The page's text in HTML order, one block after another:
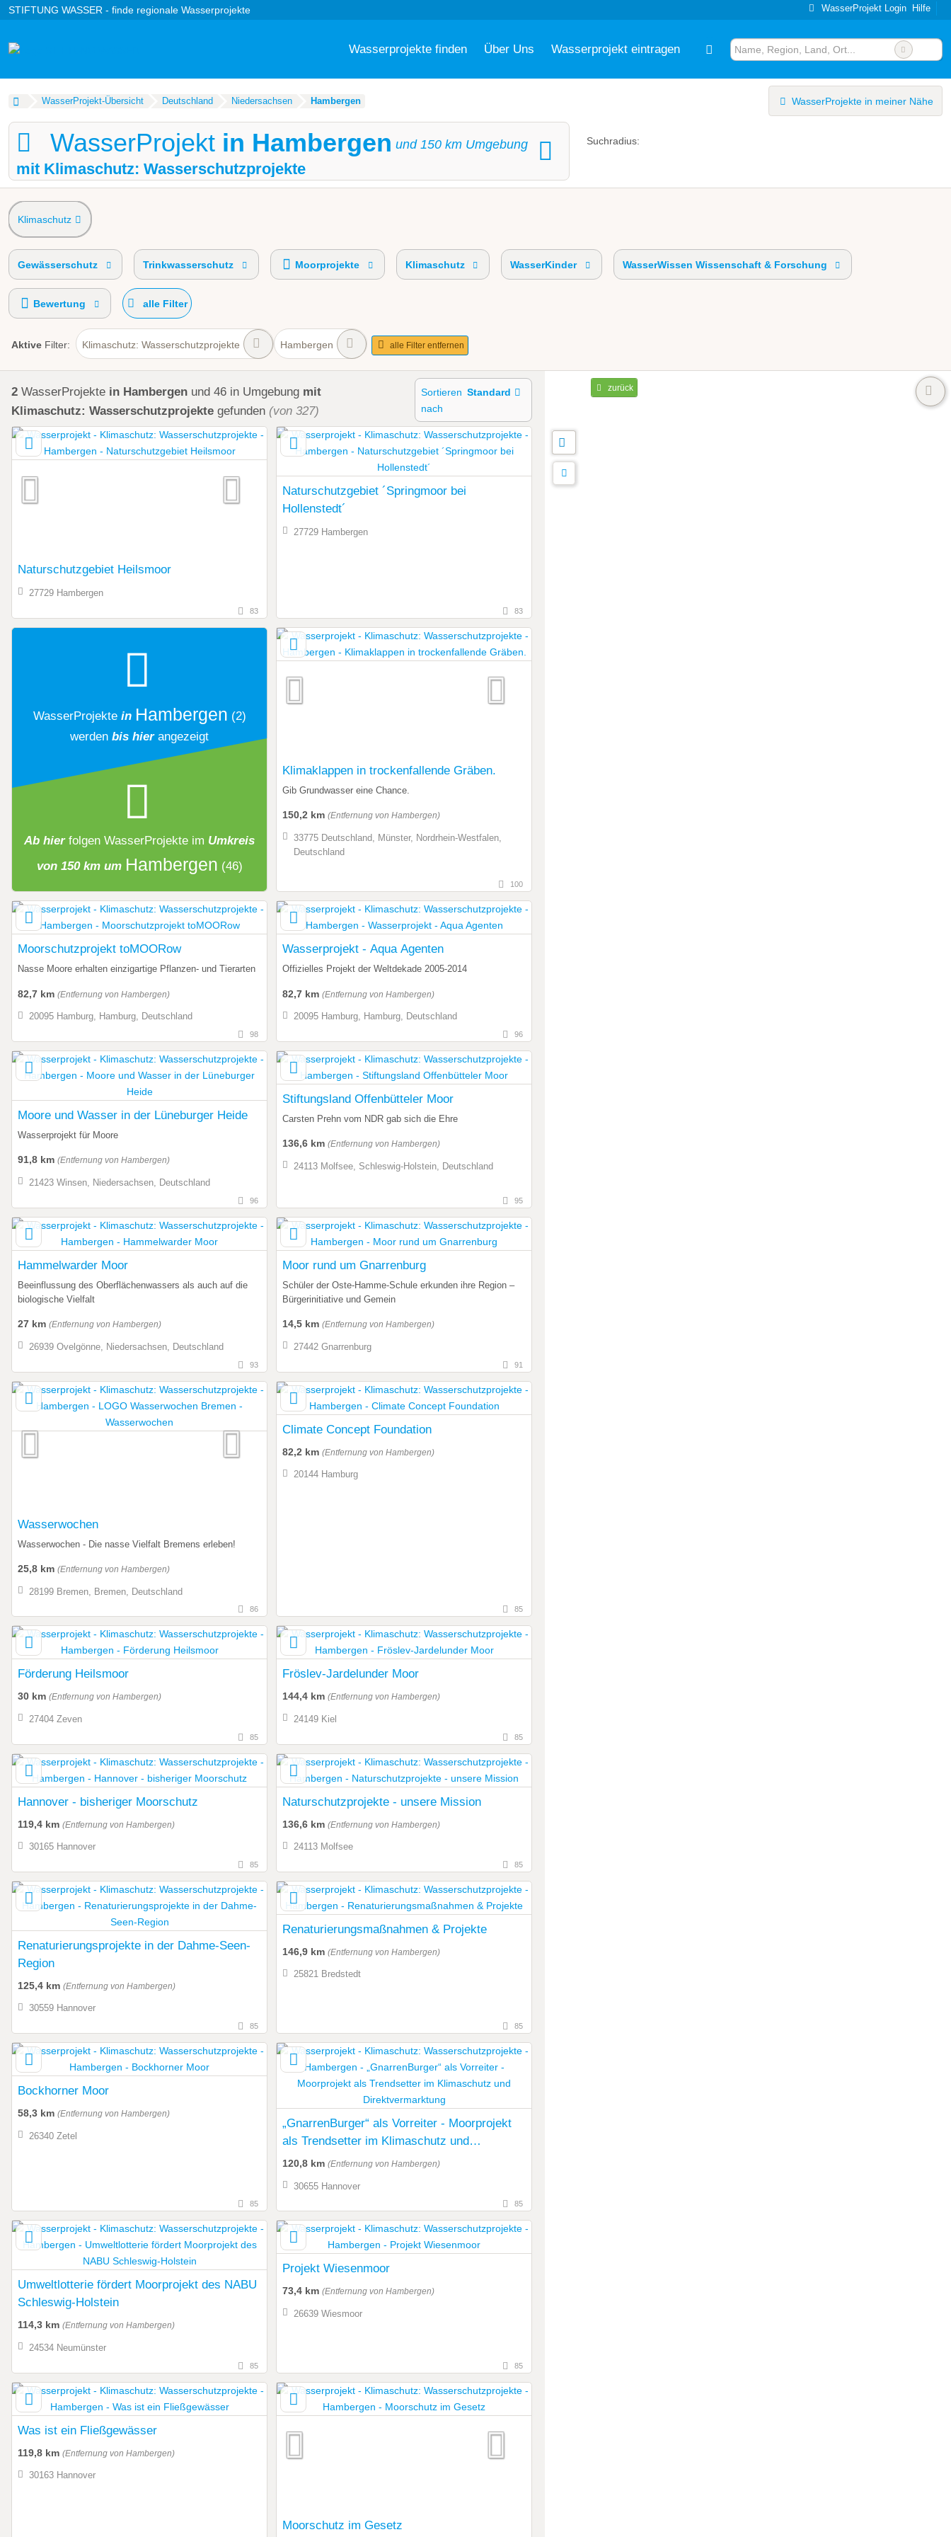
STIFTUNG WASSER - finde regionale Wasserprojekte WasserProjekt Login Hilfe
Wasserprojekte finden Über Uns Wasserprojekt eintragen
WasserProjekt-Übersicht Deutschland Niedersachsen Hambergen WasserProjekte in meiner Nähe
WasserProjekt in Hambergen und 150 km Umgebung
mit Klimaschutz: Wasserschutzprojekte
Suchradius:
Klimaschutz
Gewässerschutz Trinkwasserschutz Moorprojekte Klimaschutz WasserKinder WasserWissen Wissenschaft & Forschung
Bewertung alle Filter
Aktive Filter: Klimaschutz: Wasserschutzprojekte Hambergen alle Filter entfernen
2 WasserProjekte in Hambergen und 46 in Umgebung mit
Klimaschutz: Wasserschutzprojekte gefunden (von 327)
Sortieren
nach
Standard
Naturschutzgebiet Heilsmoor
27729 Hambergen
83
Naturschutzgebiet ´Springmoor bei
Hollenstedt´
27729 Hambergen
83
WasserProjekte in Hambergen (2)
werden bis hierangezeigt
Ab hier folgen WasserProjekte im Umkreis
von 150 km um Hambergen (46)
Klimaklappen in trockenfallende Gräben.
Gib Grundwasser eine Chance.
150,2 km (Entfernung von Hambergen)
33775 Deutschland, Münster, Nordrhein-Westfalen,
Deutschland
100
Moorschutzprojekt toMOORow
Nasse Moore erhalten einzigartige Pflanzen- und Tierarten
82,7 km (Entfernung von Hambergen)
20095 Hamburg, Hamburg, Deutschland
98
Wasserprojekt - Aqua Agenten
Offizielles Projekt der Weltdekade 2005-2014
82,7 km (Entfernung von Hambergen)
20095 Hamburg, Hamburg, Deutschland
96
Moore und Wasser in der Lüneburger Heide
Wasserprojekt für Moore
91,8 km (Entfernung von Hambergen)
21423 Winsen, Niedersachsen, Deutschland
96
Stiftungsland Offenbütteler Moor
Carsten Prehn vom NDR gab sich die Ehre
136,6 km (Entfernung von Hambergen)
24113 Molfsee, Schleswig-Holstein, Deutschland
95
Hammelwarder Moor
Beeinflussung des Oberflächenwassers als auch auf die
biologische Vielfalt
27 km (Entfernung von Hambergen)
26939 Ovelgönne, Niedersachsen, Deutschland
93
Moor rund um Gnarrenburg
Schüler der Oste-Hamme-Schule erkunden ihre Region –
Bürgerinitiative und Gemein
14,5 km (Entfernung von Hambergen)
27442 Gnarrenburg
91
Wasserwochen
Wasserwochen - Die nasse Vielfalt Bremens erleben!
25,8 km (Entfernung von Hambergen)
28199 Bremen, Bremen, Deutschland
86
Climate Concept Foundation
82,2 km (Entfernung von Hambergen)
20144 Hamburg
85
Förderung Heilsmoor
30 km (Entfernung von Hambergen)
27404 Zeven
85
Fröslev-Jardelunder Moor
144,4 km (Entfernung von Hambergen)
24149 Kiel
85
Hannover - bisheriger Moorschutz
119,4 km (Entfernung von Hambergen)
30165 Hannover
85
Naturschutzprojekte - unsere Mission
136,6 km (Entfernung von Hambergen)
24113 Molfsee
85
Renaturierungsprojekte in der Dahme-Seen-
Region
125,4 km (Entfernung von Hambergen)
30559 Hannover
85
Renaturierungsmaßnahmen & Projekte
146,9 km (Entfernung von Hambergen)
25821 Bredstedt
85
Bockhorner Moor
58,3 km (Entfernung von Hambergen)
26340 Zetel
85
„GnarrenBurger“ als Vorreiter - Moorprojekt
als Trendsetter im Klimaschutz und
Direktvermarktung
120,8 km (Entfernung von Hambergen)
30655 Hannover
85
Umweltlotterie fördert Moorprojekt des NABU
Schleswig-Holstein
114,3 km (Entfernung von Hambergen)
24534 Neumünster
85
Projekt Wiesenmoor
73,4 km (Entfernung von Hambergen)
26639 Wiesmoor
85
Was ist ein Fließgewässer
119,8 km (Entfernung von Hambergen)
30163 Hannover
Moorschutz im Gesetz
zurück